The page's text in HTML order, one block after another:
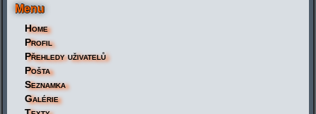
Menu
Home
Profil
Přehledy uživatelů
Pošta
Seznamka
Galérie